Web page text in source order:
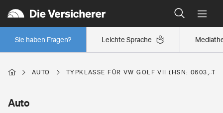
Leichte Sprache
Sie haben Fragen?
Wer versichert was: Jetzt Versicherer finden
Regionalklassen: So ist Ihre Region eingestuft
Wer versichert was: Jetzt Versicherer finden
AUTO TYPKLASSE FÜR VW GOLF VII (HSN: 0603,
Auto